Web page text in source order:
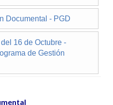
Documental - PGD
16 de Octubre -
de Gestión